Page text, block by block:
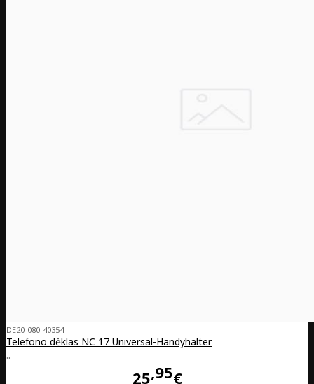
DE20-080-40354
Telefono dėklas NC 17 Universal-Handyhalter
..
25 95€